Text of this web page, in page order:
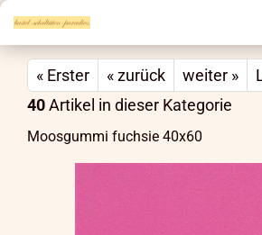
« Erster « zurück weiter »
40Artikel in dieser Kategorie
Moosgummi fuchsie 40x60